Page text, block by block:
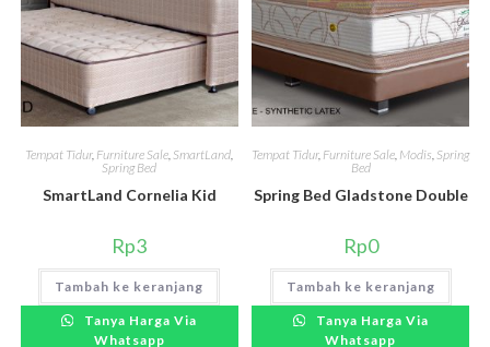
Tempat Tidur, Furniture Sale, SmartLand,
Spring Bed
SmartLand Cornelia Kid
Rp3
Tambah ke keranjang
Tanya Harga Via
Whatsapp
Tempat Tidur, Furniture Sale, Modis, Spring
Bed
Spring Bed Gladstone Double
Rp0
Tambah ke keranjang
Tanya Harga Via
Whatsapp